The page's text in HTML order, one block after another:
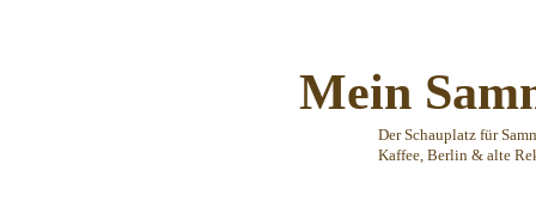
Mein
Der Schauplatz für
Kaffee, Berlin & alte